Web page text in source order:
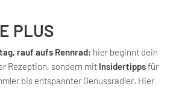
PLUS
rauf aufs Rennrad: hier beginnt dein
Rezeption, sondern mit Insidertippsfür
bis entspannter Genussradler. Hier